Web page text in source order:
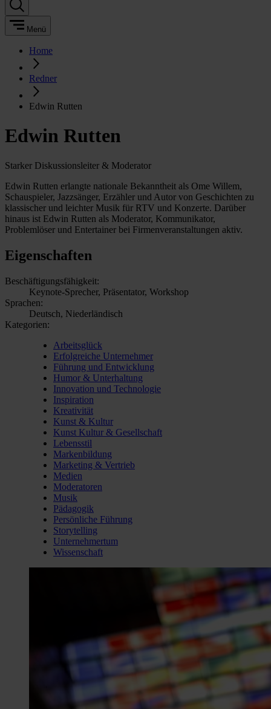
Menü
Home
Redner
Edwin Rutten
Edwin Rutten
Starker Diskussionsleiter & Moderator
Edwin Rutten erlangte nationale Bekanntheit als Ome Willem,
Schauspieler, Jazzsänger, Erzähler und Autor von Geschichten zu
klassischer und leichter Musik für RTV und Konzerte. Darüber
hinaus ist Edwin Rutten als Moderator, Kommunikator,
Problemlöser und Entertainer bei Firmenveranstaltungen aktiv.
Eigenschaften
Beschäftigungsfähigkeit:
Keynote-Sprecher, Präsentator, Workshop
Sprachen:
Deutsch, Niederländisch
Kategorien:
Arbeitsglück
Erfolgreiche Unternehmer
Führung und Entwicklung
Humor & Unterhaltung
Innovation und Technologie
Inspiration
Kreativität
Kunst & Kultur
Kunst Kultur & Gesellschaft
Lebensstil
Markenbildung
Marketing & Vertrieb
Medien
Moderatoren
Musik
Pädagogik
Persönliche Führung
Storytelling
Unternehmertum
Wissenschaft